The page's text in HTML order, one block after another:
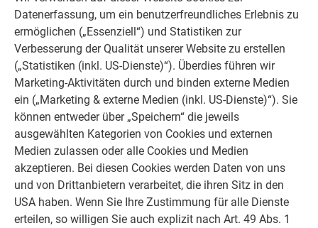
Datenerfassung, um ein benutzerfreundliches Erlebnis zu
ermöglichen („Essenziell“) und Statistiken zur
Verbesserung der Qualität unserer Website zu erstellen
(„Statistiken (inkl. US-Dienste)“). Überdies führen wir
Marketing-Aktivitäten durch und binden externe Medien
ein („Marketing & externe Medien (inkl. US-Dienste)“). Sie
können entweder über „Speichern“ die jeweils
ausgewählten Kategorien von Cookies und externen
Medien zulassen oder alle Cookies und Medien
akzeptieren. Bei diesen Cookies werden Daten von uns
und von Drittanbietern verarbeitet, die ihren Sitz in den
USA haben. Wenn Sie Ihre Zustimmung für alle Dienste
erteilen, so willigen Sie auch explizit nach Art. 49 Abs. 1
das Bearbeiten unleserlich oder nicht vollständig abgebildet
werden, beschriften Sie die Platte entsprechend nach, um die
Nachverfolgung gewährleisten zu können.